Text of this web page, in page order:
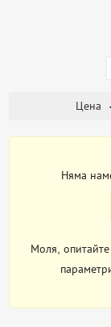
Цена
Няма
Моля,